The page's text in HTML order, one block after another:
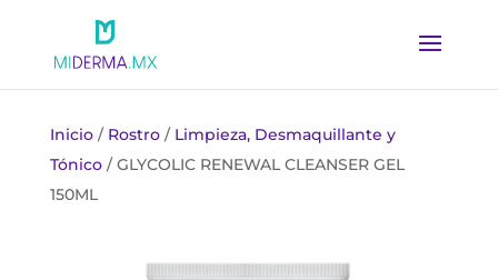
Inicio/ Rostro/ Limpieza, Desmaquillante y
Tónico/ GLYCOLIC RENEWAL CLEANSER GEL
150ML